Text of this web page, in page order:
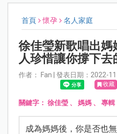
首頁 懷孕 名人家庭
徐佳瑩新歌唱出媽
人珍惜讓你撐下去
作者： Fan | 發表日期：2022-
收藏
關鍵字： 徐佳瑩、 媽媽、 專輯
成為媽媽後，你是否也